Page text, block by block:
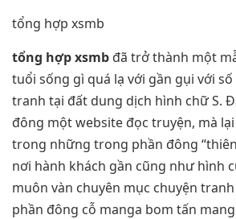
tổng hợp xsmb
tổng hợp xsmb đã trở thành một
tuổi sống gì quá lạ với gần gụi với
tranh tại đất dung dịch hình chữ S.
đông một website đọc truyện, mà
trong những trong phần đông
nơi hành khách gần cũng như hình
muôn vàn chuyên mục chuyện
phần đông cỗ manga bom tấn